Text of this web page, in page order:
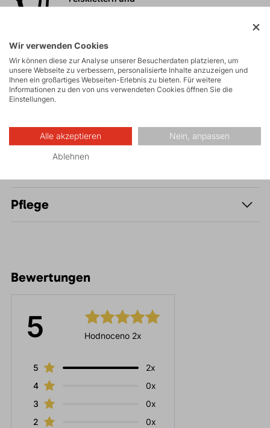
Freizeit - Casual
Beschreibung
Pflege
Bewertungen
5 Hodnoceno 2x
5
2x
4
0x
3
0x
2
0x
Wir verwenden Cookies
Wir können diese zur Analyse unserer Besucherdaten platzieren, um
unsere Webseite zu verbessern, personalisierte Inhalte anzuzeigen und
Ihnen ein großartiges Webseiten-Erlebnis zu bieten. Für weitere
Informationen zu den von uns verwendeten Cookies öffnen Sie die
Einstellungen.
Alle akzeptieren Nein, anpassen
Ablehnen